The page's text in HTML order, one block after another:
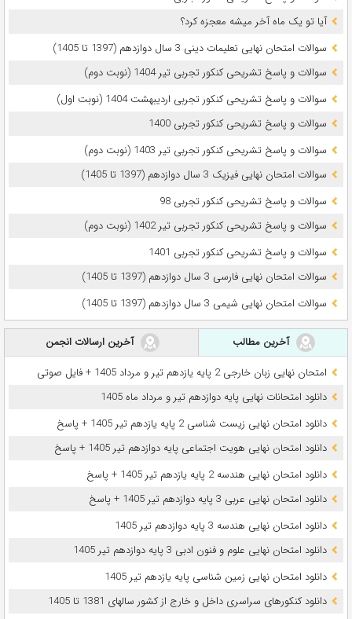
آیا تو یک ماه آخر میشه معجزه کرد؟
سوالات امتحان نهایی تعلیمات دینی 3 سال دوازدهم (1397 تا 1405)
سوالات و پاسخ تشریحی کنکور تجربی تیر 1404 (نوبت دوم)
سوالات و پاسخ تشریحی کنکور تجربی اردیبهشت 1404 (نوبت اول)
سوالات و پاسخ تشریحی کنکور تجربی 1400
سوالات و پاسخ تشریحی کنکور تجربی تیر 1403 (نوبت دوم)
سوالات امتحان نهایی فیزیک 3 سال دوازدهم (1397 تا 1405)
سوالات و پاسخ تشریحی کنکور تجربی 98
سوالات و پاسخ تشریحی کنکور تجربی تیر 1402 (نوبت دوم)
سوالات و پاسخ تشریحی کنکور تجربی 1401
سوالات امتحان نهایی فارسی 3 سال دوازدهم (1397 تا 1405)
سوالات امتحان نهایی شیمی 3 سال دوازدهم (1397 تا 1405)
آخرین مطالب
آخرین ارسالات انجمن
امتحان نهایی زبان خارجی 2 پایه یازدهم تیر و مرداد 1405 + فایل صوتی
دانلود امتحانات نهایی پایه دوازدهم تیر و مرداد ماه 1405
دانلود امتحان نهایی زیست شناسی 2 پایه یازدهم تیر 1405 + پاسخ
دانلود امتحان نهایی هویت اجتماعی پایه دوازدهم تیر 1405 + پاسخ
دانلود امتحان نهایی هندسه 2 پایه یازدهم تیر 1405 + پاسخ
دانلود امتحان نهایی عربی 3 پایه دوازدهم تیر 1405 + پاسخ
دانلود امتحان نهایی هندسه 3 پایه دوازدهم تیر 1405
دانلود امتحان نهایی علوم و فنون ادبی 3 پایه دوازدهم تیر 1405
دانلود امتحان نهایی زمین شناسی پایه یازدهم تیر 1405
دانلود کنکورهای سراسری داخل و خارج از کشور سالهای 1381 تا 1405